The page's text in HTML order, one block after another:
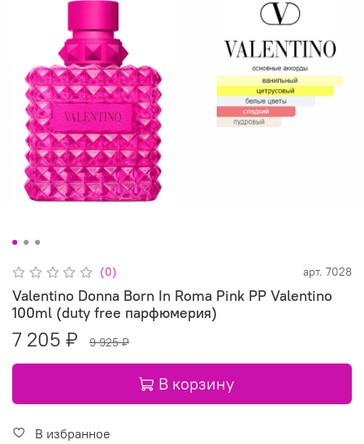
(0) арт. 7028
Valentino Donna Born In Roma Pink PP Valentino
100ml (duty free парфюмерия)
7 205 ₽ 9 925 ₽
В корзину
В избранное